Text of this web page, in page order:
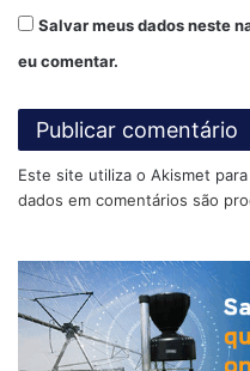
de hectares de pastagens
degradadas cheguem a
Nesse contexto, o PSA
para que essa situação
preservação ambiental.
Salvar meus dados neste
eu comentar.
Este site utiliza o Akismet
dados em comentários são